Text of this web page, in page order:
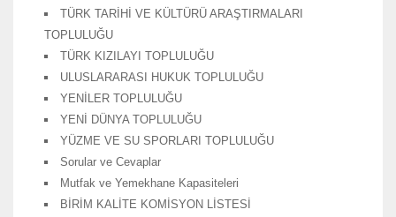
TÜRK TARİHİ VE KÜLTÜRÜ ARAŞTIRMALARI
TOPLULUĞU
TÜRK KIZILAYI TOPLULUĞU
ULUSLARARASI HUKUK TOPLULUĞU
YENİLER TOPLULUĞU
YENİ DÜNYA TOPLULUĞU
YÜZME VE SU SPORLARI TOPLULUĞU
Sorular ve Cevaplar
Mutfak ve Yemekhane Kapasiteleri
BİRİM KALİTE KOMİSYON LİSTESİ